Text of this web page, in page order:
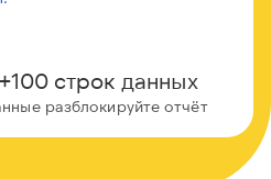
строк данных
разблокируйте отчёт